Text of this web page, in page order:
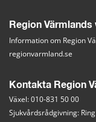
Region
Information om Region
regionvarmland.se
Kontakta Region
Växel: 010-831 50 00
Sjukvårdsrådgivning: